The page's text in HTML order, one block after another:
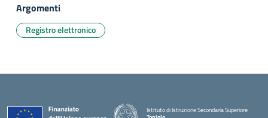
Argomenti
Registro elettronico
Istituto di Istruzione Secondaria Superiore